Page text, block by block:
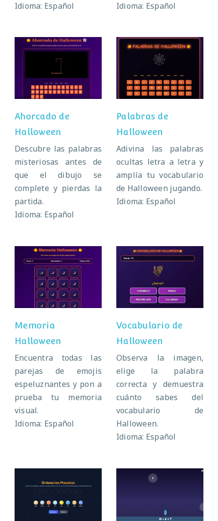
Idioma: Español
Idioma: Español
Ahorcado de
Halloween
Ahorcado de
Halloween
Descubre las palabras
misteriosas antes de
que el dibujo se
complete y pierdas la
partida.
Idioma: Español
Palabras de
Halloween
Palabras de
Halloween
Adivina las palabras
ocultas letra a letra y
amplía tu vocabulario
de Halloween jugando.
Idioma: Español
Memoria
Halloween
Memoria
Halloween
Encuentra todas las
parejas de emojis
espeluznantes y pon a
prueba tu memoria
visual.
Idioma: Español
Vocabulario de
Halloween
Vocabulario de
Halloween
Observa la imagen,
elige la palabra
correcta y demuestra
cuánto sabes del
vocabulario de
Halloween.
Idioma: Español
Ordena los
Planetas